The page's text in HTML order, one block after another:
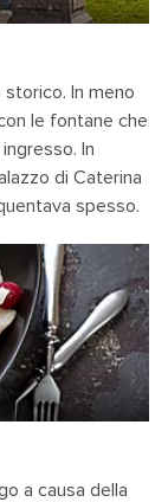
In meno
le fontane che
In
di Caterina
spesso.
a causa della